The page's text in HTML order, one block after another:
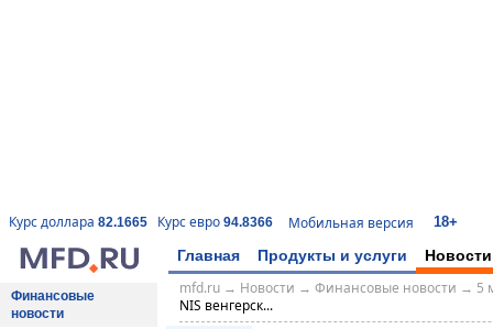
Курс доллара 82.1665 Курс евро 94.8366 Мобильная версия 18+
Главная Продукты и услуги Новости
Финансовые
новости
mfd.ru→ Новости → Финансовые новости → 5
NIS венгерск...